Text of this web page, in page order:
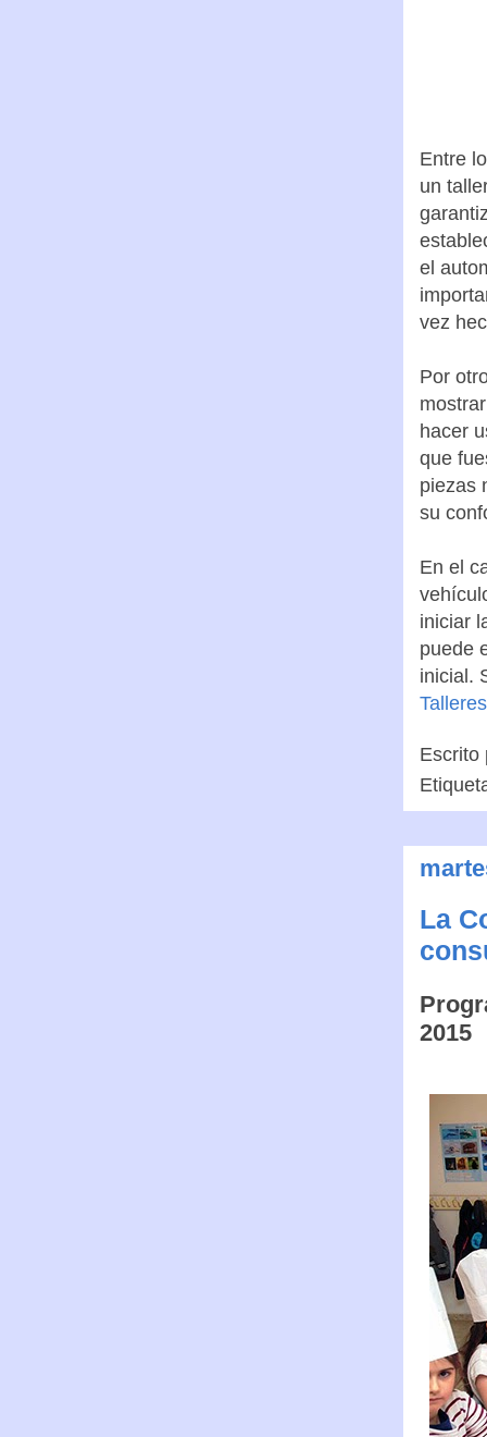
Entre
un
el
vez
Por
hacer
que
piezas
su
En el
iniciar
puede
inicial.
La
2015